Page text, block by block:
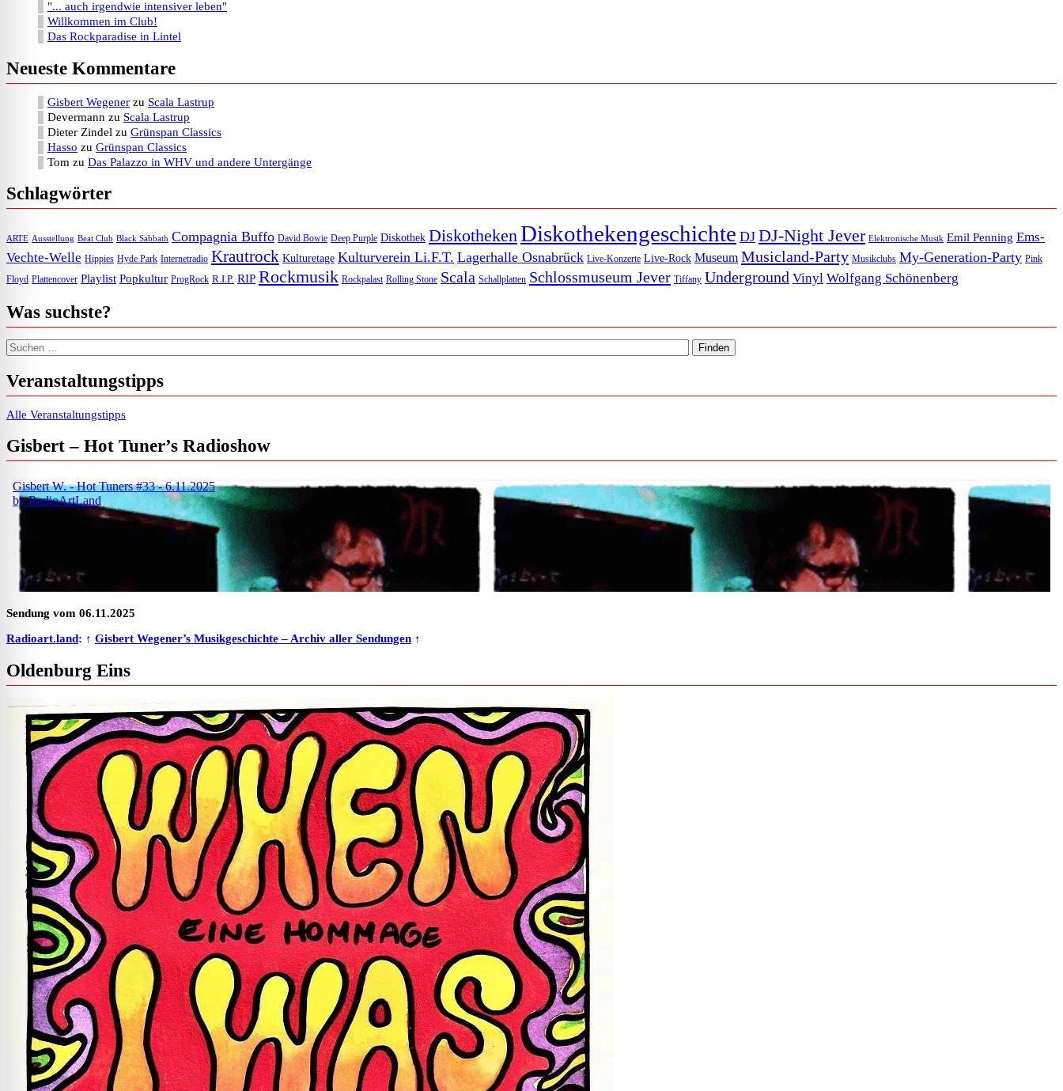
"... auch irgendwie intensiver leben"
Willkommen im Club!
Das Rockparadise in Lintel
Neueste Kommentare
Gisbert Wegener zu Scala Lastrup
Devermann zu Scala Lastrup
Dieter Zindel zu Grünspan Classics
Hasso zu Grünspan Classics
Tom zu Das Palazzo in WHV und andere Untergänge
Schlagwörter
ARTE Ausstellung Beat Club Black Sabbath Compagnia Buffo David Bowie Deep Purple Diskothek DiskothekenDiskothekengeschichte DJ DJ-Night Jever Elektronische Musik Emil Penning Ems-
Vechte-Welle Hippies Hyde Park Internetradio Krautrock Kulturetage Kulturverein Li.F.T. Lagerhalle Osnabrück Live-Konzerte Live-Rock Museum Musicland-Party Musikclubs My-Generation-Party Pink
Floyd Plattencover Playlist Popkultur ProgRock R.I.P. RIP Rockmusik Rockpalast Rolling Stone Scala Schallplatten Schlossmuseum Jever Tiffany Underground Vinyl Wolfgang Schönenberg
Was suchste?
Suchen nach:
Veranstaltungstipps
Alle Veranstaltungstipps
Gisbert – Hot Tuner’s Radioshow
Sendung vom 06.11.2025
Radioart.land: ↑ Gisbert Wegener’s Musikgeschichte – Archiv aller Sendungen ↑
Oldenburg Eins